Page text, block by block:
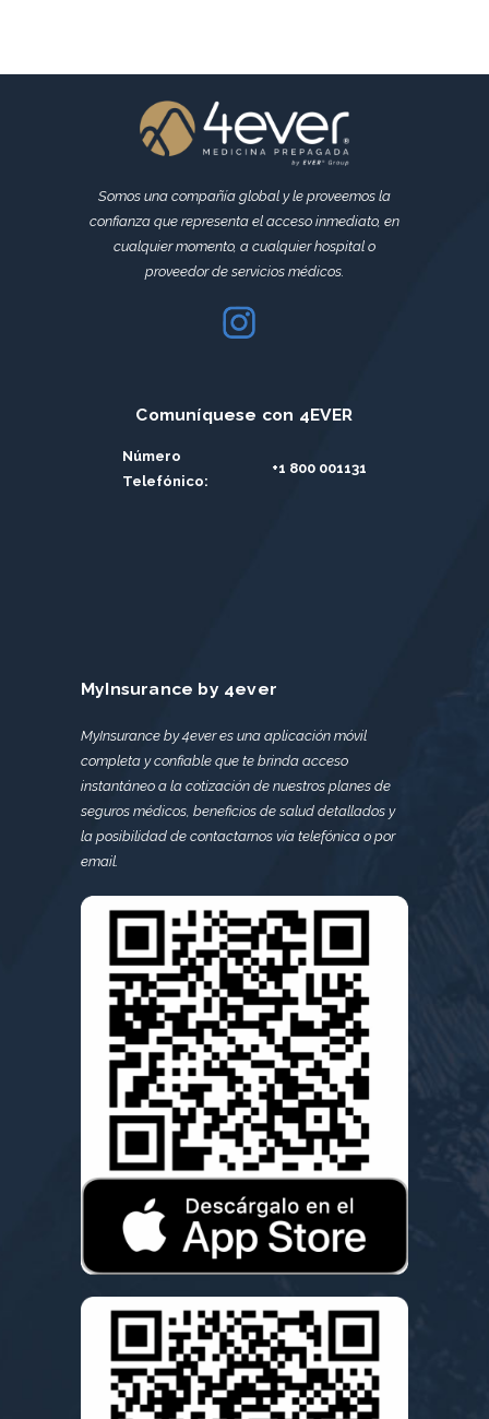
Somos una compañía global y le proveemos la
confianza que representa el acceso inmediato, en
cualquier momento, a cualquier hospital o
proveedor de servicios médicos.
Comuníquese con 4EVER
Número
Telefónico:
+1 800 001131
MyInsurance by 4ever
MyInsurance by 4ever es una aplicación móvil
completa y confiable que te brinda acceso
instantáneo a la cotización de nuestros planes de
seguros médicos, beneficios de salud detallados y
la posibilidad de contactarnos vía telefónica o por
email.